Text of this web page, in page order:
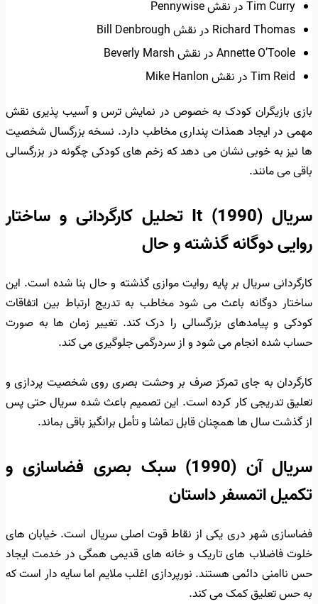
Tim Curry در نقش Pennywise
Richard Thomas در نقش Bill Denbrough
Annette O’Toole در نقش Beverly Marsh
Tim Reid در نقش Mike Hanlon
بازی بازیگران کودک به خصوص در نمایش ترس و آسیب پذیری نقش
مهمی در ایجاد همذات پنداری مخاطب دارد. نسخه بزرگسال شخصیت
ها نیز به خوبی نشان می دهد که زخم های کودکی چگونه در بزرگسالی
باقی می مانند.
سریال It (1990) تحلیل کارگردانی و ساختار
روایی دوگانه گذشته و حال
کارگردانی سریال بر پایه روایت موازی گذشته و حال بنا شده است. این
ساختار دوگانه باعث می شود مخاطب به تدریج ارتباط بین اتفاقات
کودکی و پیامدهای بزرگسالی را درک کند. تغییر زمان ها به صورت
حساب شده انجام می شود و از سردرگمی جلوگیری می کند.
کارگردان به جای تمرکز صرف بر وحشت بصری روی شخصیت پردازی و
تعلیق تدریجی کار کرده است. این تصمیم باعث شده سریال حتی پس
از گذشت سال ها همچنان قابل تماشا و تأمل برانگیز باقی بماند.
سریال آن (1990) سبک بصری فضاسازی و
تکمیل اتمسفر داستان
فضاسازی شهر دری یکی از نقاط قوت اصلی سریال است. خیابان های
خلوت فاضلاب های تاریک و خانه های قدیمی همگی در خدمت ایجاد
حس ناامنی دائمی هستند. نورپردازی اغلب ملایم اما سایه دار است که
به حس تعلیق کمک می کند.